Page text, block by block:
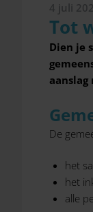
4 juli
Tot
Dien je
De
het
het
alle